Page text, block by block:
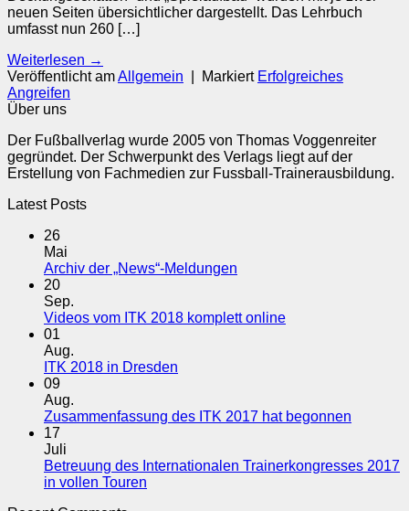
neuen Seiten übersichtlicher dargestellt. Das Lehrbuch
umfasst nun 260 […]
Weiterlesen →
Veröffentlicht amAllgemein Markiert Erfolgreiches
Angreifen
Über uns
Der Fußballverlag wurde 2005 von Thomas Voggenreiter
gegründet. Der Schwerpunkt des Verlags liegt auf der
Erstellung von Fachmedien zur Fussball-Trainerausbildung.
Latest Posts
26
Mai
Archiv der „News“-Meldungen
Archiv
20
Sep.
Videos vom ITK 2018 komplett onlineKeine
2018
01
Aug.
ITK 2018 in Dresden
ITK
Dresden
09
Aug.
Zusammenfassung des ITK 2017 hat begonnen
17
Juli
Betreuung des Internationalen Trainerkongresses 2017
in vollen Touren